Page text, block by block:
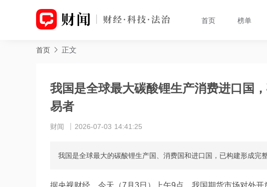
首页 榜单
首页 正文
我国是全球最大碳酸锂生产消费进口国
易者
财闻 2026-07-03 14:41:25
我国是全球最大的碳酸锂生产国、消费国和进口国，已构建形成完
据央视财经，今天（7月3日）上午9点，我国期货市场对外